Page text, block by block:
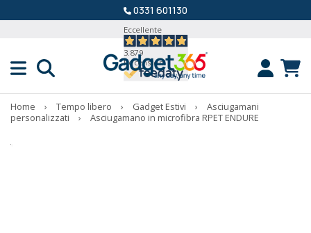
0331 601130
Eccellente
3.879
Recensioni
Home › Tempo libero › Gadget Estivi ›
Asciugamani
personalizzati
› Asciugamano in microfibra RPET ENDURE